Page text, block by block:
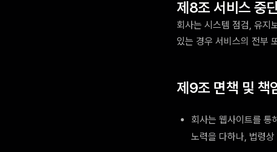
제8조 서비스 중
회사는 시스템 점검, 유지
있는 경우 서비스의 전부
제9조 면책 및 책
회사는 웹사이트를 통
노력을 다하나, 법령